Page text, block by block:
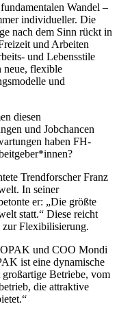
Wandel –
individueller. Die
nach dem Sinn rückt in
und Arbeiten
und Lebensstile
neue, flexible
und
diesen
und Jobchancen
haben FH-
Trendforscher Franz
In seiner
er: „Die größte
statt.“ Diese reicht
Flexibilisierung.
und COO Mondi
ist eine dynamische
Betriebe, vom
die attraktive